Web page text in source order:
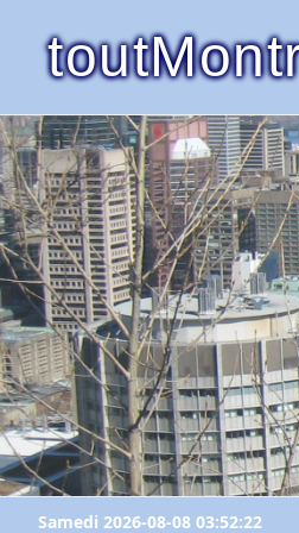
Samedi 2026-08-08 03:52:22